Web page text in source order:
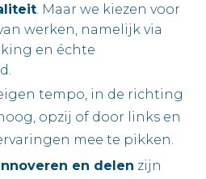
. Maar we kiezen voor
werken, namelijk via
en échte
tempo, in de richting
opzij of door links en
mee te pikken.
en delen zijn